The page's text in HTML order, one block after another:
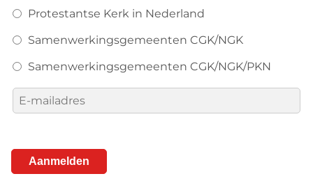
Protestantse Kerk in Nederland
Samenwerkingsgemeenten CGK/NGK
Samenwerkingsgemeenten CGK/NGK/PKN
E-
mailadres
Aanmelden